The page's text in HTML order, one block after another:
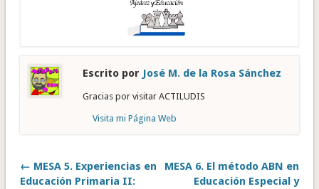
Escrito por José M. de la Rosa Sánchez
Gracias por visitar ACTILUDIS
Visita mi Página Web
← MESA 5. Experiencias en
Educación Primaria II:
MESA 6. El método ABN en
Educación Especial y